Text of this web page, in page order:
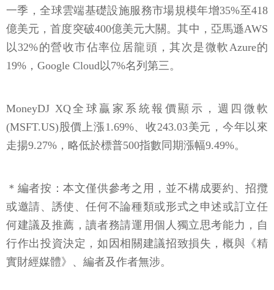
一季，全球雲端基礎設施服務市場規模年增35%至418
億美元，首度突破400億美元大關。其中，亞馬遜AWS
以32%的營收市佔率位居龍頭，其次是微軟Azure的
19%，Google Cloud以7%名列第三。
MoneyDJ XQ全球贏家系統報價顯示，週四微軟
(MSFT.US)股價上漲1.69%、收243.03美元，今年以來
走揚9.27%，略低於標普500指數同期漲幅9.49%。
＊編者按：本文僅供參考之用，並不構成要約、招攬
或邀請、誘使、任何不論種類或形式之申述或訂立任
何建議及推薦，讀者務請運用個人獨立思考能力，自
行作出投資決定，如因相關建議招致損失，概與《精
實財經媒體》、編者及作者無涉。